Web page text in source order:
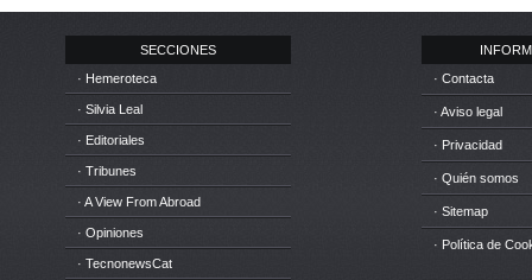
SECCIONES
· Hemeroteca
· Silvia Leal
· Editoriales
· Tribunes
· A View From Abroad
· Opiniones
· TecnonewsCat
· Contacta
· Aviso legal
· Privacidad
· Quién somos
· Sitemap
· Política de